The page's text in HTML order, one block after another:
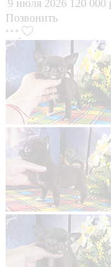
9 июля 2026 120 000
Позвонить